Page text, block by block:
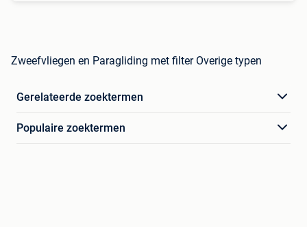
Zweefvliegen en Paragliding met filter Overige typen
Gerelateerde zoektermen
Populaire zoektermen